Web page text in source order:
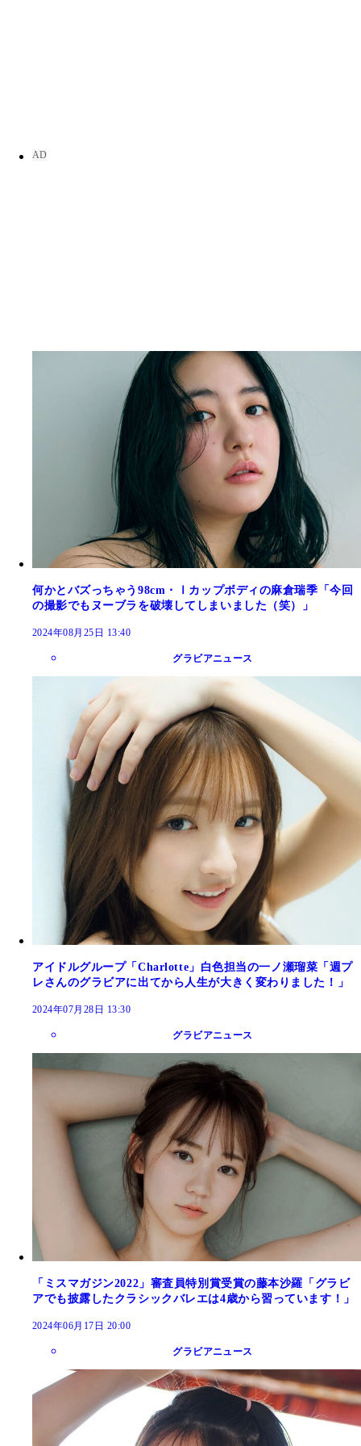
何かとバズっちゃう98cm・Ⅰカップボディの麻倉瑞季「今回
の撮影でもヌーブラを破壊してしまいました（笑）」
2024年08月25日 13:40
グラビアニュース
アイドルグループ「Charlotte」白色担当の一ノ瀬瑠菜「週プ
レさんのグラビアに出てから人生が大きく変わりました！」
2024年07月28日 13:30
グラビアニュース
「ミスマガジン2022」審査員特別賞受賞の藤本沙羅「グラビ
アでも披露したクラシックバレエは4歳から習っています！」
2024年06月17日 20:00
グラビアニュース